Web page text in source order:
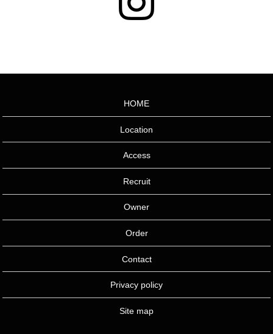
HOME
Location
Access
Recruit
Owner
Order
Contact
Privacy policy
Site map